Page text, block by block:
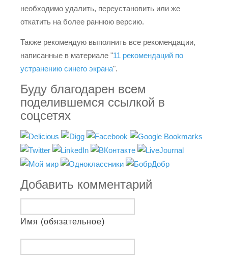
необходимо удалить, переустановить или же
откатить на более раннюю версию.
Также рекомендую выполнить все рекомендации,
написанные в материале "11 рекомендаций по
устранению синего экрана".
Буду благодарен всем
поделившемся ссылкой в
соцсетях
Добавить комментарий
Имя (обязательное)